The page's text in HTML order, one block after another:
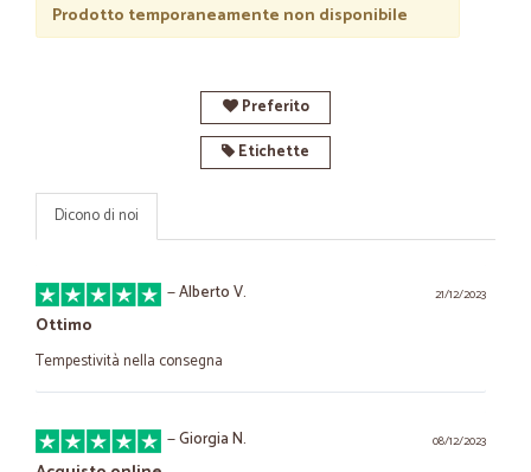
Prodotto temporaneamente non disponibile
Preferito
Etichette
Dicono di noi
21/12/2023
—Alberto V.
Ottimo
Tempestività nella consegna
08/12/2023
—Giorgia N.